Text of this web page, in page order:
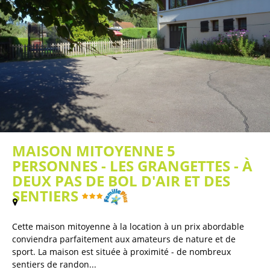
MAISON MITOYENNE 5
PERSONNES - LES GRANGETTES - À
DEUX PAS DE BOL D'AIR ET DES
SENTIERS
Plan / Carte)
Cette maison mitoyenne à la location à un prix abordable
conviendra parfaitement aux amateurs de nature et de
sport. La maison est située à proximité - de nombreux
sentiers de randon...